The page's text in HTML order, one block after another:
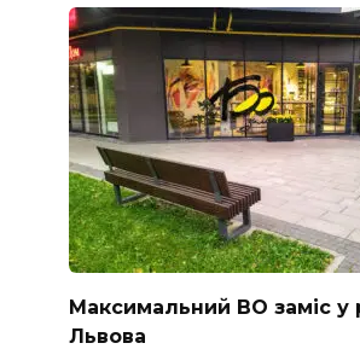
Максимальний BO заміс у
Львова